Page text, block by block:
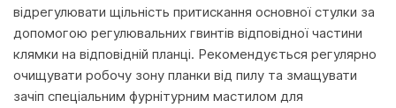
відрегулювати щільність притискання основної стулки за
допомогою регулювальних гвинтів відповідної частини
клямки на відповідній планці. Рекомендується регулярно
очищувати робочу зону планки від пилу та змащувати
зачіп спеціальним фурнітурним мастилом для